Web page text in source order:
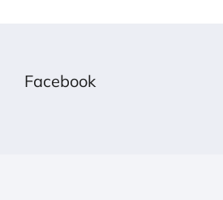
Facebook